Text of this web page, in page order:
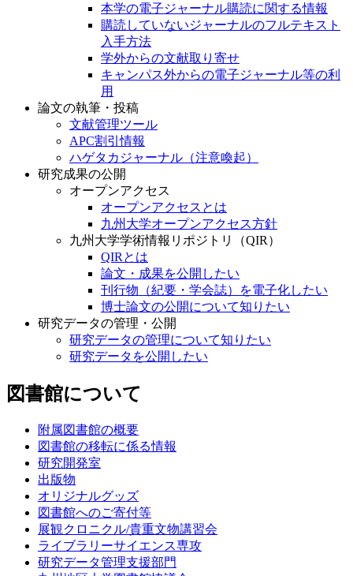
本学の電子ジャーナル購読に関する情報
購読していないジャーナルのフルテキスト
入手方法
学外からの文献取り寄せ
キャンパス外からの電子ジャーナル等の利
用
論文の執筆・投稿
文献管理ツール
APC割引情報
ハゲタカジャーナル（注意喚起）
研究成果の公開
オープンアクセス
オープンアクセスとは
九州大学オープンアクセス方針
九州大学学術情報リポジトリ（QIR）
QIRとは
論文・成果を公開したい
刊行物（紀要・学会誌）を電子化したい
博士論文の公開について知りたい
研究データの管理・公開
研究データの管理について知りたい
研究データを公開したい
図書館について
附属図書館の概要
図書館の移転に係る情報
研究開発室
出版物
オリジナルグッズ
図書館へのご寄付等
展観クロニクル/貴重文物講習会
ライブラリーサイエンス専攻
研究データ管理支援部門